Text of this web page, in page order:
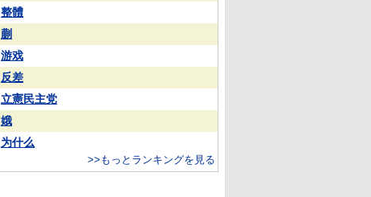
整體
蒯
游戏
反差
立憲民主党
娥
为什么
>>もっとランキングを見る